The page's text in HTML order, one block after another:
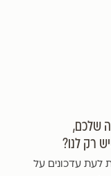
שלכם,
רק לנו?
לעת עדכונים על